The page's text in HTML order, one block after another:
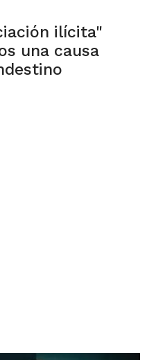
ilícita"
una causa